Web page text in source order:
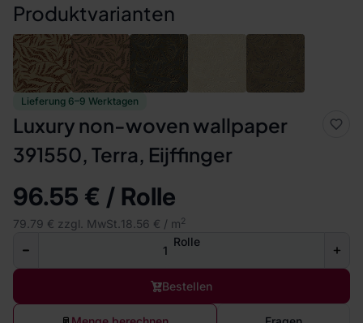
Lieferung 6–9 Werktagen
Luxury non-woven wallpaper
391550, Terra, Eijffinger
96.55 € / Rolle
79.79 € zzgl. MwSt. 18.56 € / m2
Rolle
Bestellen
Produktvarianten